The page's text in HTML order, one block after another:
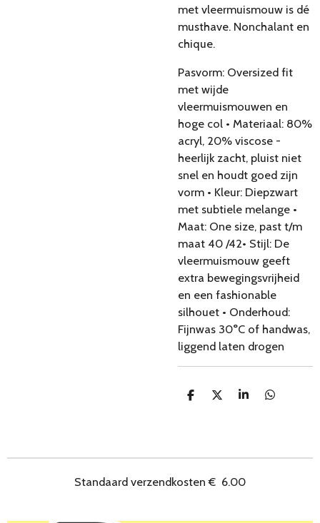
met vleermuismouw is dé
musthave. Nonchalant en
chique.
Pasvorm: Oversized fit
met wijde
vleermuismouwen en
hoge col • Materiaal: 80%
acryl, 20% viscose -
heerlijk zacht, pluist niet
snel en houdt goed zijn
vorm • Kleur: Diepzwart
met subtiele melange •
Maat: One size, past t/m
maat 40 /42• Stijl: De
vleermuismouw geeft
extra bewegingsvrijheid
en een fashionable
silhouet • Onderhoud:
Fijnwas 30°C of handwas,
liggend laten drogen
D
D
S
D
Standaard verzendkosten€ 6.00